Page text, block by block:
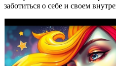
заботиться о себе и своем